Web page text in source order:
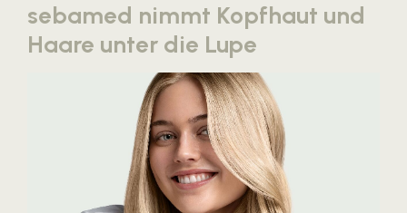
Bundesverband Sonnenschutztechnik
Colmobil Austria
Controller Institut
sebamed nimmt Kopfhaut und
Haare unter die Lupe